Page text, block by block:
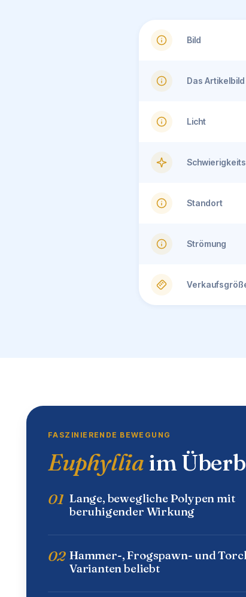
Bild
Das
Licht
Standort
Strömung
FASZINIERENDE BEWEGUNG
Euphylliaim
01 Lange, bewegliche Polypen mit
beruhigender Wirkung
02 Hammer-, Frogspawn- und
Varianten beliebt